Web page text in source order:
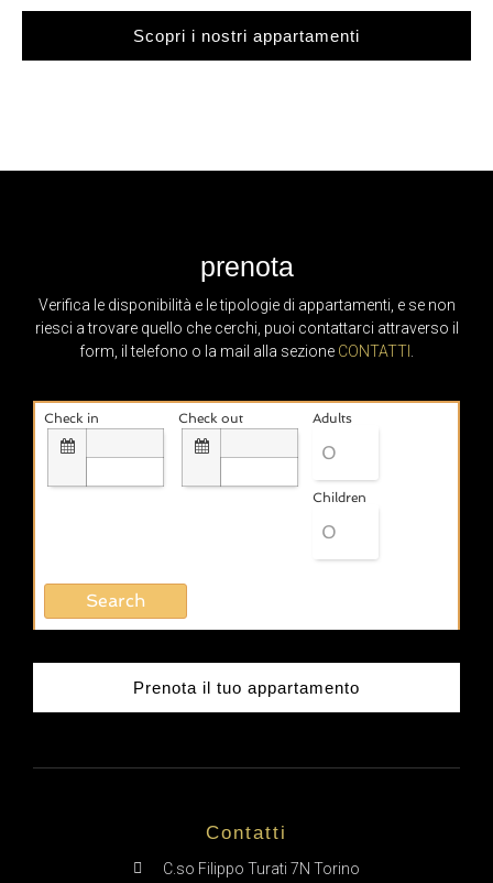
THT Roomy
Scopri di più
Scopri i nostri appartamenti
prenota
Verifica le disponibilità e le tipologie di appartamenti, e se non
riesci a trovare quello che cerchi, puoi contattarci attraverso il
form, il telefono o la mail alla sezione CONTATTI
Check in Check out Adults
Children
Prenota il tuo appartamento
Contatti
C.so Filippo Turati 7N Torino